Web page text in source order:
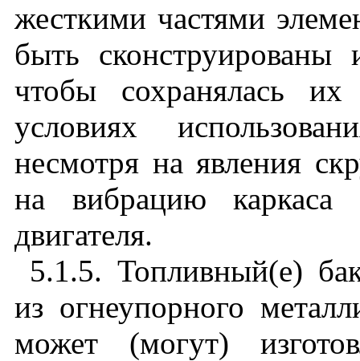
жесткими частями
быть
чтобы сохранялась
условиях
несмотря на явления
на вибрацию каркаса
двигателя.
5.1.5. Топливный(е)
из огнеупорного
может (могут)